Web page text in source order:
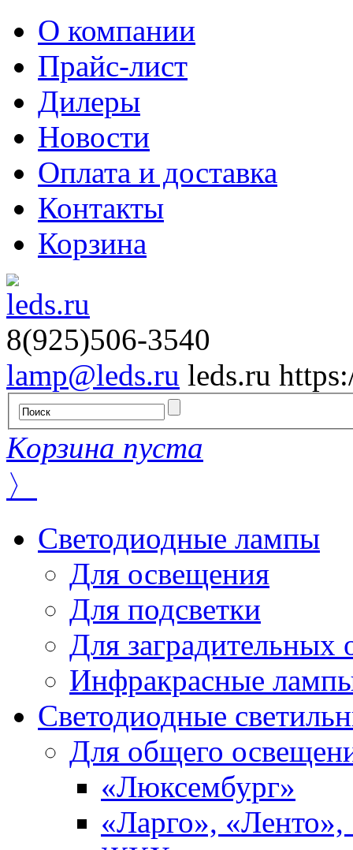
О компании
Прайс-лист
Дилеры
Новости
Оплата и доставка
Контакты
Корзина
8(925)506-3540
lamp@leds.ru leds.ru
Корзина пуста
〉
Светодиодные лампы
Для освещения
Для подсветки
Для заградительных
Инфракрасные
Светодиодные
Для общего
«Люксембург»
«Ларго»,